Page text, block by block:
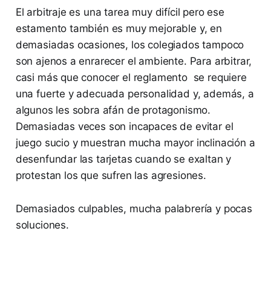
El arbitraje es una tarea muy difícil pero ese
estamento también es muy mejorable y, en
demasiadas ocasiones, los colegiados tampoco
son ajenos a enrarecer el ambiente. Para arbitrar,
casi más que conocer el reglamento se requiere
una fuerte y adecuada personalidad y, además, a
algunos les sobra afán de protagonismo.
Demasiadas veces son incapaces de evitar el
juego sucio y muestran mucha mayor inclinación a
desenfundar las tarjetas cuando se exaltan y
protestan los que sufren las agresiones.
Demasiados culpables, mucha palabrería y pocas
soluciones.